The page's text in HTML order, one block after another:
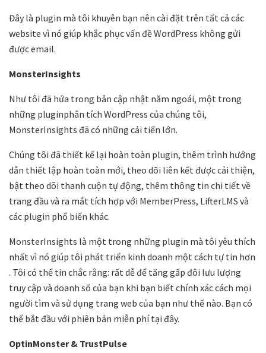
Đây là plugin mà tôi khuyên bạn nên cài đặt trên tất cả các
website vì nó giúp khắc phục vấn đề WordPress không gửi
được email.
MonsterInsights
Như tôi đã hứa trong bản cập nhật năm ngoái, một trong
những pluginphân tích WordPress của chúng tôi,
MonsterInsights đã có những cải tiến lớn.
Chúng tôi đã thiết kế lại hoàn toàn plugin, thêm trình hướng
dẫn thiết lập hoàn toàn mới, theo dõi liên kết được cải thiện,
bật theo dõi thanh cuộn tự động, thêm thông tin chi tiết về
trang đầu và ra mắt tích hợp với MemberPress, LifterLMS và
các plugin phổ biến khác.
MonsterInsights là một trong những plugin mà tôi yêu thích
nhất vì nó giúp tôi phát triển kinh doanh một cách tự tin hơn
. Tôi có thể tin chắc rằng: rất dễ để tăng gấp đôi lưu lượng
truy cập và doanh số của bạn khi bạn biết chính xác cách mọi
người tìm và sử dụng trang web của bạn như thế nào. Bạn có
thể bắt đầu với phiên bản miễn phí tại đây.
OptinMonster & TrustPulse